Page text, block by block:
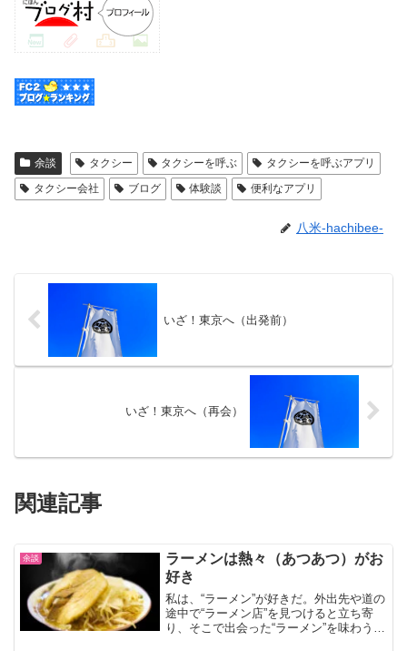
余談 タクシー タクシーを呼ぶ
タクシーを呼ぶアプリ
タクシー会社
ブログ 体験談 便利なアプリ
八米-hachibee-
いざ！東京へ（出発前）
いざ！東京へ（再会）
関連記事
余談
ラーメンは熱々（あつあつ）がお
好き
私は、“ラーメン”が好きだ。外出先や道の
途中で“ラーメン店”を見つけると立ち寄
り、そこで出会った“ラーメン”を味わう。